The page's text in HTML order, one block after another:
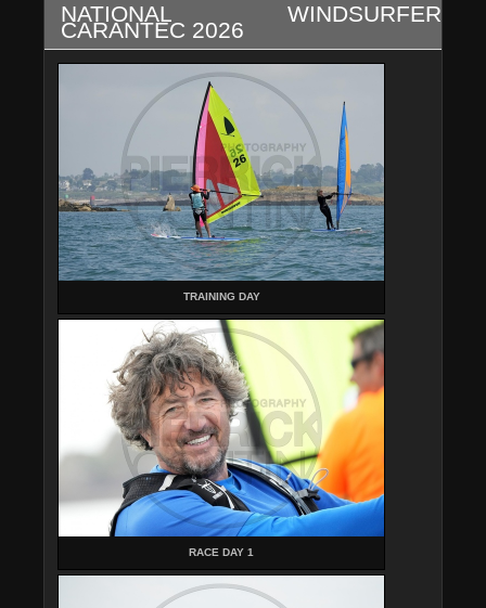
NATIONAL WINDSURFER
CARANTEC 2026
TRAINING DAY
RACE DAY 1